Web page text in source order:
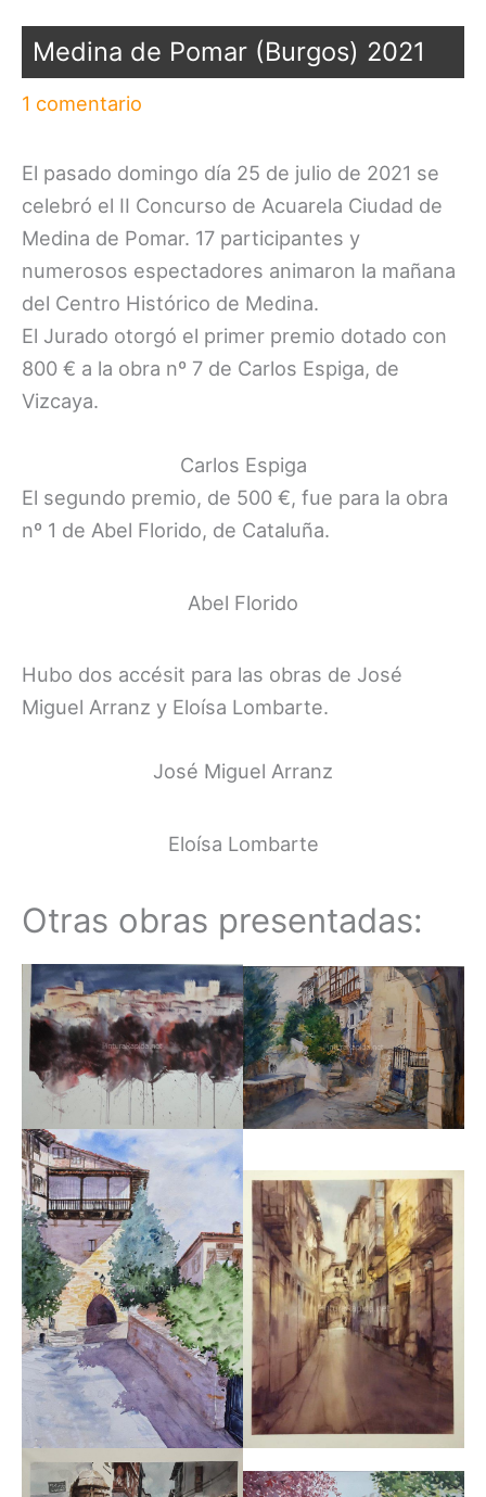
Medina de Pomar (Burgos) 2021
1 comentario
El pasado domingo día 25 de julio de 2021 se
celebró el II Concurso de Acuarela Ciudad de
Medina de Pomar. 17 participantes y
numerosos espectadores animaron la mañana
del Centro Histórico de Medina.
El Jurado otorgó el primer premio dotado con
800 € a la obra nº 7 de Carlos Espiga, de
Vizcaya.
Carlos Espiga
El segundo premio, de 500 €, fue para la obra
nº 1 de Abel Florido, de Cataluña.
Abel Florido
Hubo dos accésit para las obras de José
Miguel Arranz y Eloísa Lombarte.
José Miguel Arranz
Eloísa Lombarte
Otras obras presentadas: